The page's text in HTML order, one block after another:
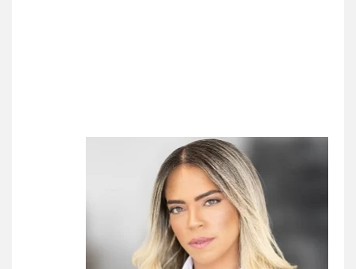
עדי כרמלי – חברת עו"ד
פלילי כלכלי עורכי דין לענייני אסירים
0525060666
גיא זהבי משרד עורכי דין
פלילי משפחה
503456449